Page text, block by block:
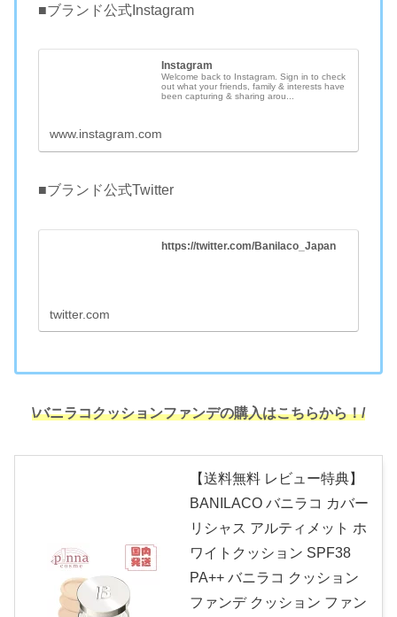
■ブランド公式Instagram
Instagram
Welcome back to Instagram. Sign in to check
out what your friends, family & interests have
been capturing & sharing arou...
www.instagram.com
■ブランド公式Twitter
https://twitter.com/Banilaco_Japan
twitter.com
\バニラコクッションファンデの購入はこちらから！/
【送料無料 レビュー特典】
BANILACO バニラコ カバー
リシャス アルティメット ホ
ワイトクッション SPF38
PA++ バニラコ クッション
ファンデ クッション ファン